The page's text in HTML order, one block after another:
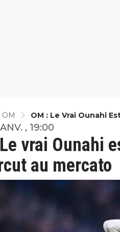
OM OM : Le Vrai Ounahi
vrai Ounahi
au mercato
, 19:00